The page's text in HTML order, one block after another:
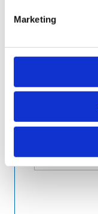
Marketing